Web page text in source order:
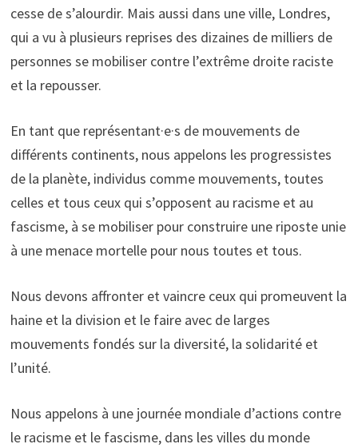
cesse de s’alourdir. Mais aussi dans une ville, Londres,
qui a vu à plusieurs reprises des dizaines de milliers de
personnes se mobiliser contre l’extrême droite raciste
et la repousser.
En tant que représentant·e·s de mouvements de
différents continents, nous appelons les progressistes
de la planète, individus comme mouvements, toutes
celles et tous ceux qui s’opposent au racisme et au
fascisme, à se mobiliser pour construire une riposte unie
à une menace mortelle pour nous toutes et tous.
Nous devons affronter et vaincre ceux qui promeuvent la
haine et la division et le faire avec de larges
mouvements fondés sur la diversité, la solidarité et
l’unité.
Nous appelons à une journée mondiale d’actions contre
le racisme et le fascisme, dans les villes du monde